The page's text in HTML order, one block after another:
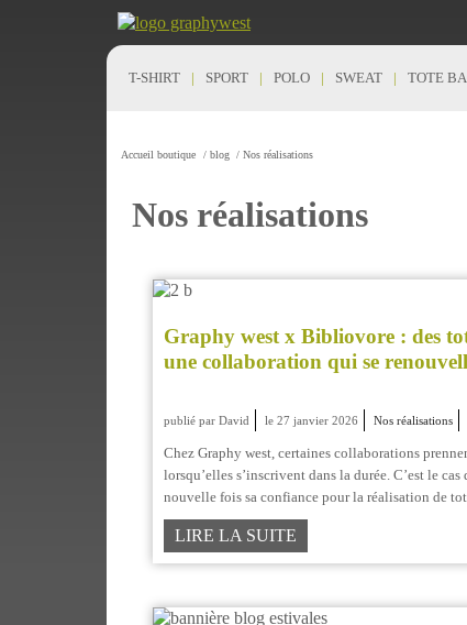
T-SHIRT SPORT POLO SWEAT TOTE
Accueil boutique / blog / Nos réalisations
Nos réalisations
Graphy west x Bibliovore : des
une collaboration qui se
publié par David le 27 janvier 2026 Nos réalisations
Chez Graphy west, certaines collaborations
lorsqu’elles s’inscrivent dans la durée. C’est le
nouvelle fois sa confiance pour la réalisation de
LIRE LA SUITE